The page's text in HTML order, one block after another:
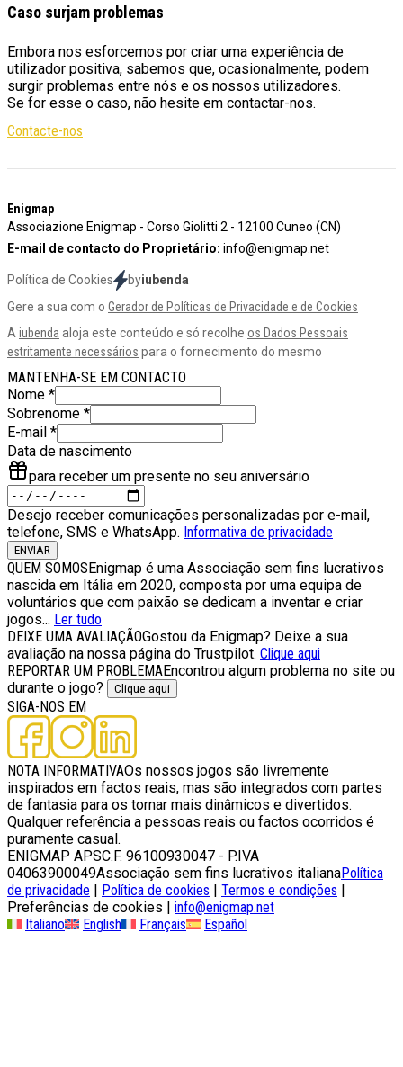
Caso surjam problemas
Embora nos esforcemos por criar uma experiência de
utilizador positiva, sabemos que, ocasionalmente, podem
surgir problemas entre nós e os nossos utilizadores.
Se for esse o caso, não hesite em contactar-nos.
Contacte-nos
Enigmap
Associazione Enigmap - Corso Giolitti 2 - 12100 Cuneo (CN)
E-mail de contacto do Proprietário: info@enigmap.net
Política de Cookies byiubenda
Gere a sua com o Gerador de Políticas de Privacidade e de Cookies
A iubenda aloja este conteúdo e só recolhe os Dados Pessoais
estritamente necessários para o fornecimento do mesmo
MANTENHA-SE EM CONTACTO
Nome *
Sobrenome *
E-mail *
Data de nascimento
para receber um presente no seu aniversário
Desejo receber comunicações personalizadas por e-mail,
telefone, SMS e WhatsApp. Informativa de privacidade
ENVIAR
QUEM SOMOSEnigmap é uma Associação sem fins lucrativos
nascida em Itália em 2020, composta por uma equipa de
voluntários que com paixão se dedicam a inventar e criar
jogos... Ler tudo
DEIXE UMA AVALIAÇÃOGostou da Enigmap? Deixe a sua
avaliação na nossa página do Trustpilot. Clique aqui
REPORTAR UM PROBLEMAEncontrou algum problema no site ou
durante o jogo?
Clique aqui
SIGA-NOS EM
NOTA INFORMATIVAOs nossos jogos são livremente
inspirados em factos reais, mas são integrados com partes
de fantasia para os tornar mais dinâmicos e divertidos.
Qualquer referência a pessoas reais ou factos ocorridos é
puramente casual.
ENIGMAP APSC.F. 96100930047 - P.IVA
04063900049Associação sem fins lucrativos italianaPolítica
de privacidade | Política de cookies | Termos e condições |
Preferências de cookies | info@enigmap.net
Italiano
English Français Español